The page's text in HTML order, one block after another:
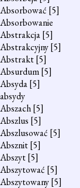
Absorbować [5]
Absorbowanie
Abstrakcja[5]
Abstrakcyjny[5]
Abstrakt[5]
Absurdum[5]
Absyda[5]
absydy
Abszach[5]
Abszlus [5]
Abszlusować [5]
Absznit[5]
Abszyt[5]
Abszytować [5]
Abszytowany[5]